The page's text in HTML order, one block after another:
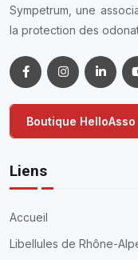
Sympetrum, une
la protection des
Boutique HelloAsso
Liens
Accueil
Libellules de Rhône-